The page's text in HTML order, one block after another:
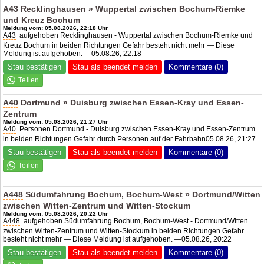
A43 Recklinghausen » Wuppertal zwischen Bochum-Riemke
und Kreuz Bochum
Meldung vom: 05.08.2026, 22:18 Uhr
A43 aufgehoben Recklinghausen - Wuppertal zwischen Bochum-Riemke und
Kreuz Bochum in beiden Richtungen Gefahr besteht nicht mehr — Diese
Meldung ist aufgehoben. —05.08.26, 22:18
Stau bestätigen Stau als beendet melden Kommentare (0)
A40 Dortmund » Duisburg zwischen Essen-Kray und Essen-
Zentrum
Meldung vom: 05.08.2026, 21:27 Uhr
A40 Personen Dortmund - Duisburg zwischen Essen-Kray und Essen-Zentrum
in beiden Richtungen Gefahr durch Personen auf der Fahrbahn05.08.26, 21:27
Stau bestätigen Stau als beendet melden Kommentare (0)
A448 Südumfahrung Bochum, Bochum-West » Dortmund/Witten
zwischen Witten-Zentrum und Witten-Stockum
Meldung vom: 05.08.2026, 20:22 Uhr
A448 aufgehoben Südumfahrung Bochum, Bochum-West - Dortmund/Witten
zwischen Witten-Zentrum und Witten-Stockum in beiden Richtungen Gefahr
besteht nicht mehr — Diese Meldung ist aufgehoben. —05.08.26, 20:22
Stau bestätigen Stau als beendet melden Kommentare (0)